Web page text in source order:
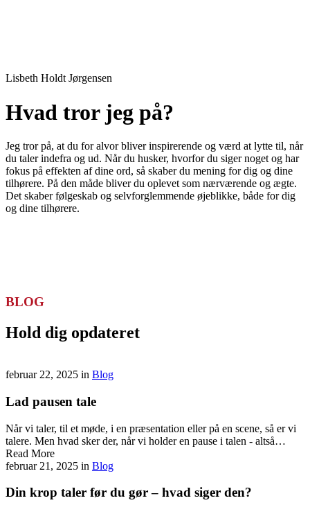
Lisbeth Holdt Jørgensen
Hvad tror jeg på?
Jeg tror på, at du for alvor bliver inspirerende og værd at lytte til, når
du taler indefra og ud. Når du husker, hvorfor du siger noget og har
fokus på effekten af dine ord, så skaber du mening for dig og dine
tilhørere. På den måde bliver du oplevet som nærværende og ægte.
Det skaber følgeskab og selvforglemmende øjeblikke, både for dig
og dine tilhørere.
BLOG
Hold dig opdateret
februar 22, 2025 in Blog
Lad pausen tale
Når vi taler, til et møde, i en præsentation eller på en scene, så er vi
talere. Men hvad sker der, når vi holder en pause i talen - altså…
Read More
februar 21, 2025 in Blog
Din krop taler før du gør – hvad siger den?